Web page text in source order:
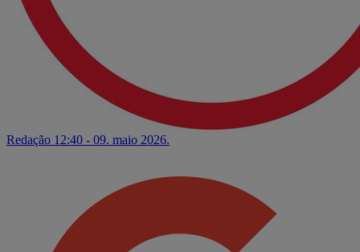
Redação 12:40 - 09. maio 2026.